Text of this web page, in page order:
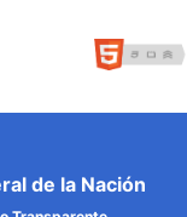
de la Nación